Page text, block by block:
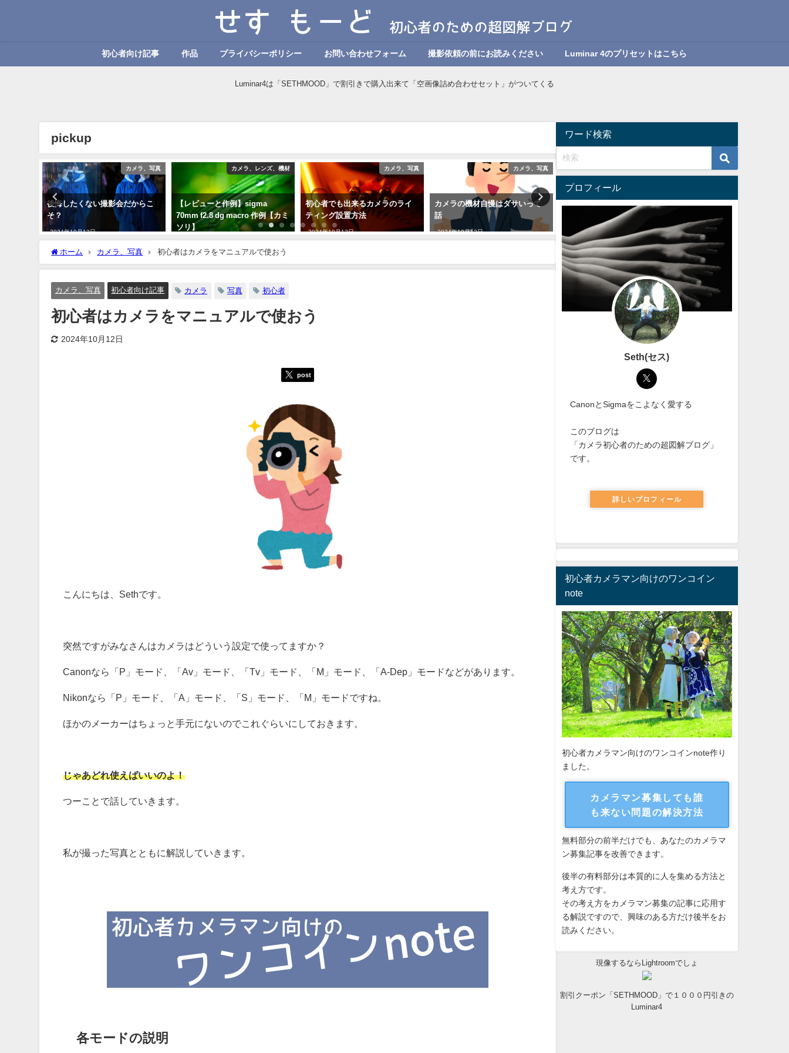
初心者向け記事 作品 プライバシーポリシー お問い合わせフォーム 撮影依頼の前にお読みください Luminar 4のプリセットはこちら
Luminar4は「SETHMOOD」で割引きで購入出来て「空画像詰め合わせセット」がついてくる
pickup
カメラ、写真
後悔したくない撮影会だからこ
そ？
2024年10月12日
カメラ、レンズ、機材
【レビューと作例】sigma
70mm f2.8 dg macro 作例【カミ
ソリ】
カメラ、写真
初心者でも出来るカメラのライ
ティング設置方法
2024年10月12日
カメラ、写真
カメラの機材自慢はダサいって
話
2024年10月12日
カメラ、レンズ、機材
者を脱出【写真現像ソフト】
2024年10月12日
ホーム カメラ、写真 初心者はカメラをマニュアルで使おう
カメラ、写真 初心者向け記事 カメラ 写真 初心者
初心者はカメラをマニュアルで使おう
2024年10月12日
post
こんにちは、Sethです。
突然ですがみなさんはカメラはどういう設定で使ってますか？
Canonなら「P」モード、「Av」モード、「Tv」モード、「M」モード、「A-Dep」モードなどがあります。
Nikonなら「P」モード、「A」モード、「S」モード、「M」モードですね。
ほかのメーカーはちょっと手元にないのでこれぐらいにしておきます。
じゃあどれ使えばいいのよ！
つーことで話していきます。
私が撮った写真とともに解説していきます。
各モードの説明
ワード検索
プロフィール
Seth(セス)
CanonとSigmaをこよなく愛する
このブログは
「カメラ初心者のための超図解ブログ」
です。
詳しいプロフィール
初心者カメラマン向けのワンコイン
note
初心者カメラマン向けのワンコインnote作り
ました。
カメラマン募集しても誰
も来ない問題の解決方法
無料部分の前半だけでも、あなたのカメラマ
ン募集記事を改善できます。
後半の有料部分は本質的に人を集める方法と
考え方です。
その考え方をカメラマン募集の記事に応用す
る解説ですので、興味のある方だけ後半をお
読みください。
現像するならLightroomでしょ
割引クーポン「SETHMOOD」で１０００円引きの
Luminar4